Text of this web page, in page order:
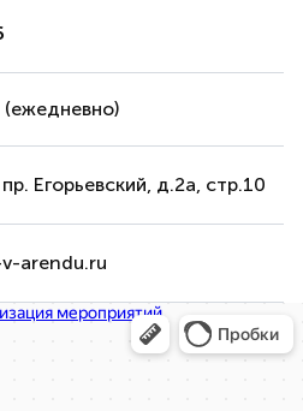
Егорьевский, д.2а, стр.10
arendu.ru